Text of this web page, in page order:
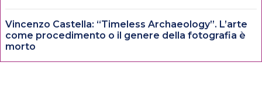
Vincenzo Castella: “Timeless Archaeology”. L’arte
come procedimento o il genere della fotografia è
morto